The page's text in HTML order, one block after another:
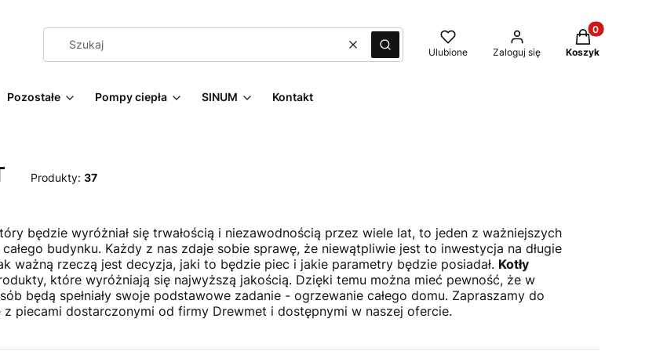
WyczyśćSzukaj Ulubione Zaloguj się
Produkty w
Koszyk
Pozostałe Pompy ciepła SINUM Kontakt
Produkty: 37
będzie wyróżniał się trwałością i niezawodnością przez wiele lat, to jeden z ważniejszych
budynku. Każdy z nas zdaje sobie sprawę, że niewątpliwie jest to inwestycja na długie
ważną rzeczą jest decyzja, jaki to będzie piec i jakie parametry będzie posiadał. Kotły
które wyróżniają się najwyższą jakością. Dzięki temu można mieć pewność, że w
będą spełniały swoje podstawowe zadanie - ogrzewanie całego domu. Zapraszamy do
z piecami dostarczonymi od firmy Drewmet i dostępnymi w naszej ofercie.